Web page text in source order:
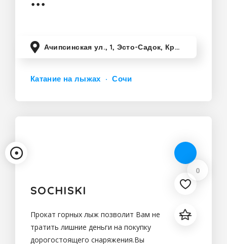
дороги!1000 новых лыжных
Ачипсинская ул., 1, Эсто-Садок, Краснодарский край, Россия
Катание на лыжах Сочи
0
SOCHISKI
Прокат горных лыж позволит Вам не
тратить лишние деньги на покупку
дорогостоящего снаряжения.Вы